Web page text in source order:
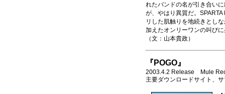
れたバンドの名が引き合い
が、やはり異質だ。
リした肌触りを地続きとし
加えたオンリーワンの叫び
（文：山本貴政）
『POGO』
2003.4.2 Release Mule
主要ダウンロードサイト、